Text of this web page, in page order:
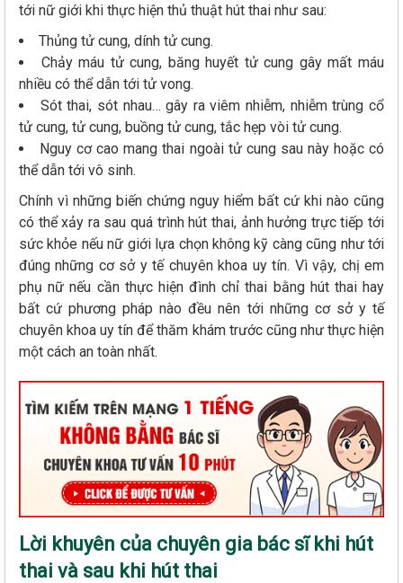
tới nữ giới khi thực hiện thủ thuật hút thai như sau:
Thủng tử cung, dính tử cung.
Chảy máu tử cung, băng huyết tử cung gây mất máu
nhiều có thể dẫn tới tử vong.
Sót thai, sót nhau… gây ra viêm nhiễm, nhiễm trùng cổ
tử cung, tử cung, buồng tử cung, tắc hẹp vòi tử cung.
Nguy cơ cao mang thai ngoài tử cung sau này hoặc có
thể dẫn tới vô sinh.
Chính vì những biến chứng nguy hiểm bất cứ khi nào cũng
có thể xảy ra sau quá trình hút thai, ảnh hưởng trực tiếp tới
sức khỏe nếu nữ giới lựa chọn không kỹ càng cũng như tới
đúng những cơ sở y tế chuyên khoa uy tín. Vì vậy, chị em
phụ nữ nếu cần thực hiện đình chỉ thai bằng hút thai hay
bất cứ phương pháp nào đều nên tới những cơ sở y tế
chuyên khoa uy tín để thăm khám trước cũng như thực hiện
một cách an toàn nhất.
Lời khuyên của chuyên gia bác sĩ khi hút
thai và sau khi hút thai